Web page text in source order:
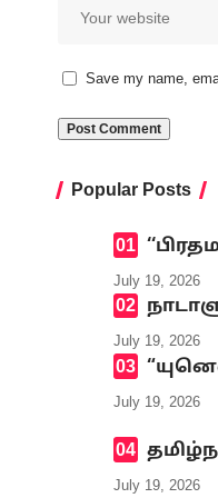
Save my name,
Popular Posts
July 19, 2026
July 19, 2026
July 19, 2026
July 19, 2026